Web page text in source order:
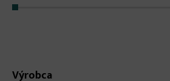
Výrobca